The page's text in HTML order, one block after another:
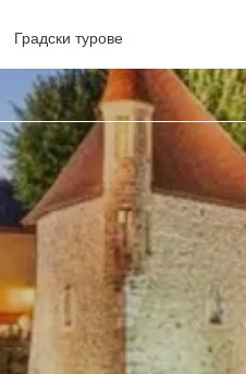
Градски турове